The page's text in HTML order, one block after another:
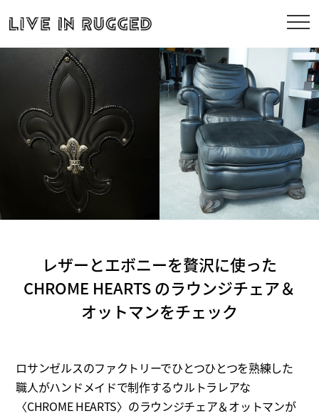
レザーとエボニーを贅沢に使った
CHROME HEARTS のラウンジチェア＆
オットマンをチェック
ロサンゼルスのファクトリーでひとつひとつを熟練した
職人がハンドメイドで制作するウルトラレアな
〈CHROME HEARTS〉のラウンジチェア＆オットマンが